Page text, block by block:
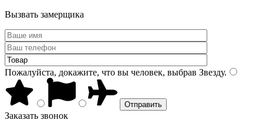
Вызвать замерщика
Пожалуйста, докажите, что вы человек, выбрав Звезду.
Заказать звонок